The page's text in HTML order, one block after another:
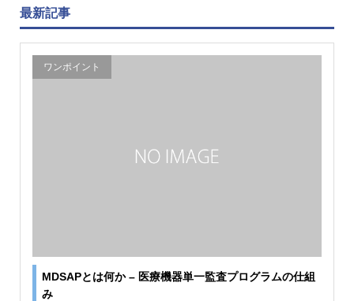
最新記事
ワンポイント
MDSAPとは何か – 医療機器単一監査プログラムの仕組
み